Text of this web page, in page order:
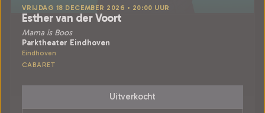
VRIJDAG 18 DECEMBER 2026 • 20:00 UUR
Esther van der Voort
Mama is Boos
Parktheater Eindhoven
Eindhoven
CABARET
Uitverkocht